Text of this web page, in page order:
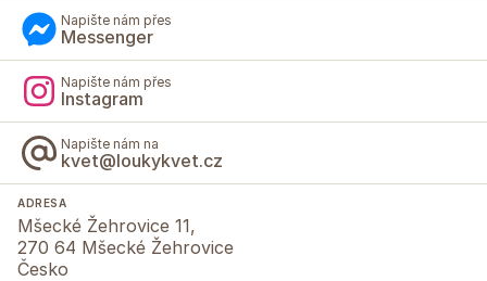
Napište nám přes
Messenger
Napište nám přes
Instagram
Napište nám na
kvet@loukykvet.cz
ADRESA
Mšecké Žehrovice 11,
270 64 Mšecké Žehrovice
Česko